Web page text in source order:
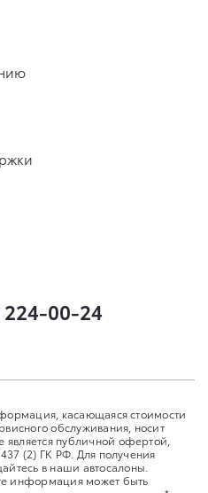
224-00-24
касающаяся стоимости
обслуживания, носит
публичной офертой,
(2) ГК РФ. Для получения
в наши автосалоны.
информация может быть